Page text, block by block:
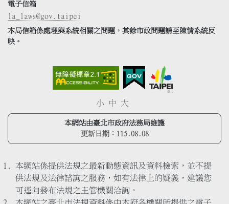
電子信箱
la_laws@gov.taipei
本局信箱係處理與系統相關之問題，其餘市政問題請至陳情系統反
映。
小 中 大
本網站由臺北市政府法務局維護
更新日期： 115.08.08
本網站係提供法規之最新動態資訊及資料檢索，並不提
供法規及法律諮詢之服務，如有法律上的疑義，建議您
可逕向發布法規之主管機關洽詢。